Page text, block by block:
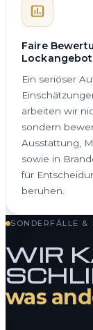
Faire
Ein seriöser
arbeiten wir
sondern
Ausstattung,
sowie in
für
beruhen.
SONDERFÄLLE &
WIR
was